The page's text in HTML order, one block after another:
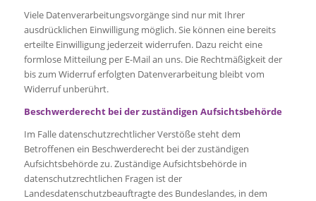
Viele Datenverarbeitungsvorgänge sind nur mit Ihrer
ausdrücklichen Einwilligung möglich. Sie können eine bereits
erteilte Einwilligung jederzeit widerrufen. Dazu reicht eine
formlose Mitteilung per E-Mail an uns. Die Rechtmäßigkeit der
bis zum Widerruf erfolgten Datenverarbeitung bleibt vom
Widerruf unberührt.
Beschwerderecht bei der zuständigen Aufsichtsbehörde
Im Falle datenschutzrechtlicher Verstöße steht dem
Betroffenen ein Beschwerderecht bei der zuständigen
Aufsichtsbehörde zu. Zuständige Aufsichtsbehörde in
datenschutzrechtlichen Fragen ist der
Landesdatenschutzbeauftragte des Bundeslandes, in dem